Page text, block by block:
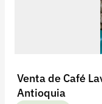
Venta de Café
Antioquia
Recuperar contraseña
Contacto